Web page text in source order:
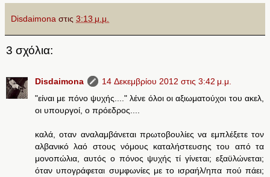
Disdaimona στις 3:13 μ.μ.
3 σχόλια:
Disdaimona
14 Δεκεμβρίου 2012 στις 3:42 μ.μ.
"είναι με πόνο ψυχής...." λένε όλοι οι αξιωματούχοι του ακελ,
οι υπουργοί, ο πρόεδρος....
καλά, οταν αναλαμβάνεται πρωτοβουλίες να εμπλέξετε τον
αλβανικό λαό στους νόμους καταλήστευσης του από τα
μονοπώλια, αυτός ο πόνος ψυχής τί γίνεται; εξαϋλώνεται;
όταν υπογράφεται συμφωνίες με το ισραήλ/ηπα πού πάει;